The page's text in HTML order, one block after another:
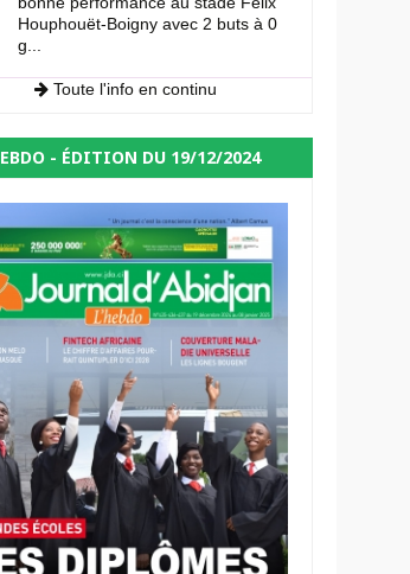
Houphouët-Boigny avec 2 buts à 0
g...
Toute l'info en continu
- ÉDITION DU 19/12/2024